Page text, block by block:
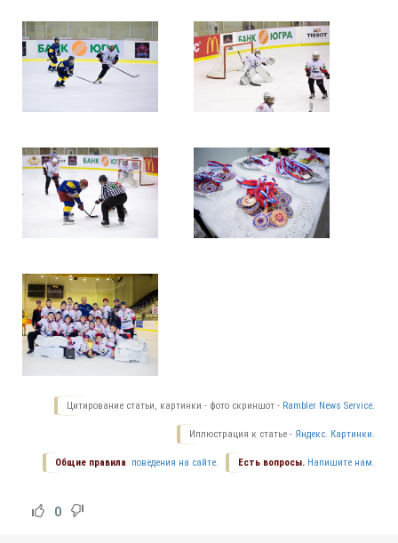
Цитирование статьи, картинки - фото скриншот - Rambler News Service.
Иллюстрация к статье - Яндекс. Картинки.
Есть вопросы. Напишите нам.
Общие правила поведения на сайте.
0